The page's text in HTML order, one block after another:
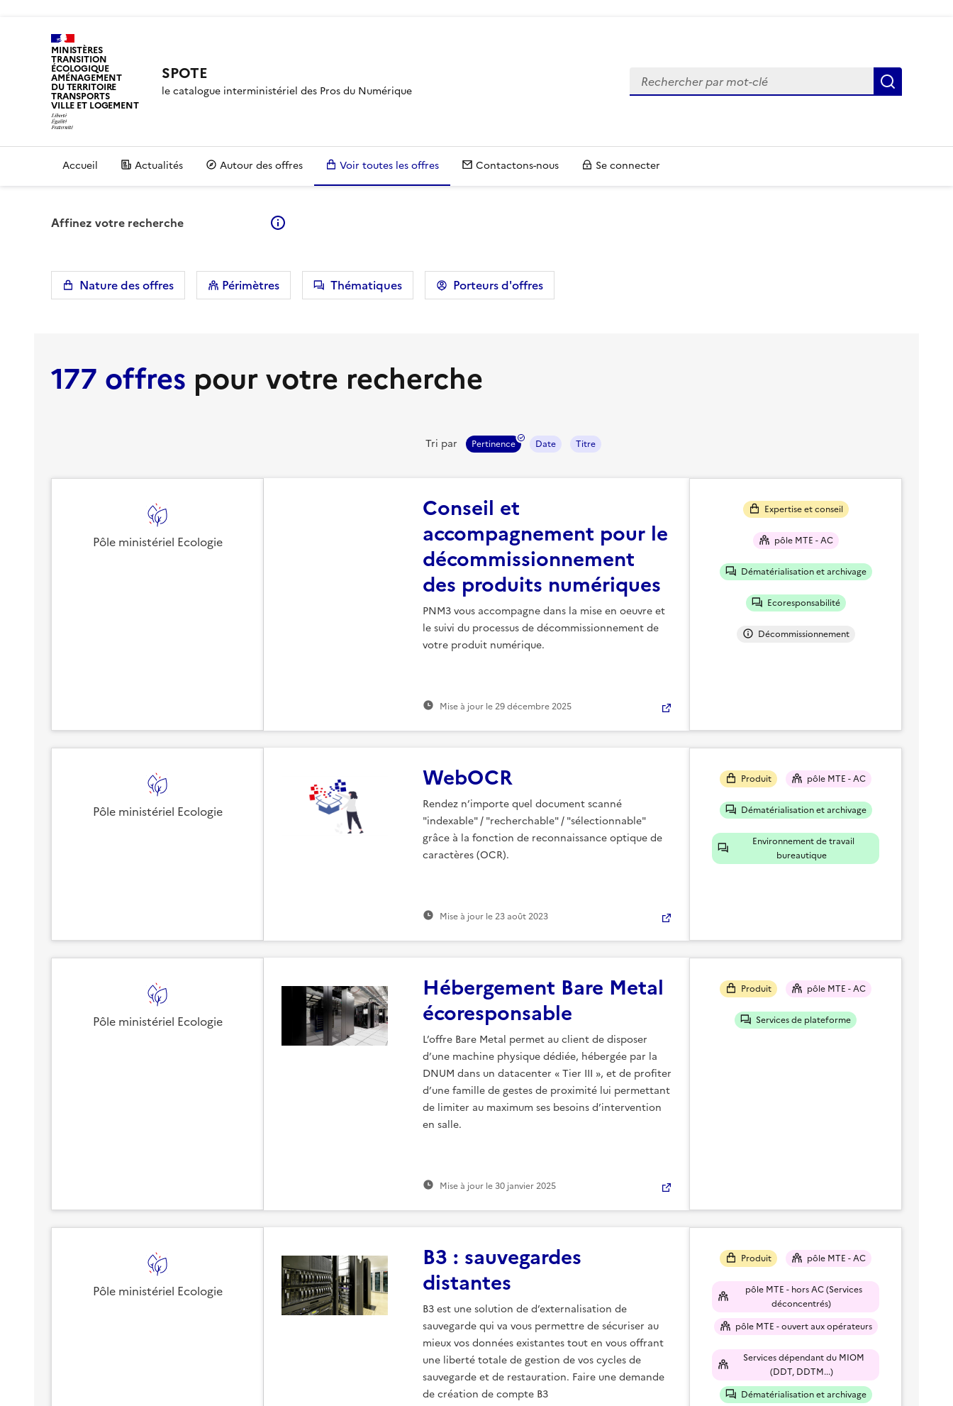
MINISTÈRES
TRANSITION
ÉCOLOGIQUE
AMÉNAGEMENT
DU TERRITOIRE
TRANSPORTS
VILLE ET LOGEMENT
SPOTE
le catalogue interministériel des Pros du Numérique
Rechercher
Accueil Actualités Autour des offres Voir toutes les offres Contactons-nous Se connecter
Affinez votre recherche
Nature des offres Périmètres Thématiques Porteurs d'offres
177 offres pour votre recherche
Tri par Pertinence Date Titre
Pôle ministériel Ecologie
Conseil et
accompagnement pour le
décommissionnement
des produits numériques
PNM3 vous accompagne dans la mise en oeuvre et
le suivi du processus de décommissionnement de
votre produit numérique.
Mise à jour le29 décembre 2025
Expertise et conseil
pôle MTE - AC
Dématérialisation et archivage
Ecoresponsabilité
Décommissionnement
Pôle ministériel Ecologie
WebOCR
Rendez n’importe quel document scanné
"indexable" / "recherchable" / "sélectionnable"
grâce à la fonction de reconnaissance optique de
caractères (OCR).
Mise à jour le23 août 2023
Produit pôle MTE - AC
Dématérialisation et archivage
Environnement de travail
bureautique
Pôle ministériel Ecologie
Hébergement Bare Metal
écoresponsable
L’offre Bare Metal permet au client de disposer
d’une machine physique dédiée, hébergée par la
DNUM dans un datacenter « Tier III », et de profiter
d’une famille de gestes de proximité lui permettant
de limiter au maximum ses besoins d’intervention
en salle.
Mise à jour le30 janvier 2025
Produit pôle MTE - AC
Services de plateforme
Pôle ministériel Ecologie
B3 : sauvegardes
distantes
B3 est une solution de d’externalisation de
sauvegarde qui va vous permettre de sécuriser au
mieux vos données existantes tout en vous offrant
une liberté totale de gestion de vos cycles de
sauvegarde et de restauration. Faire une demande
de création de compte B3
Produit pôle MTE - AC
pôle MTE - hors AC (Services
déconcentrés)
pôle MTE - ouvert aux opérateurs
Services dépendant du MIOM
(DDT, DDTM...)
Dématérialisation et archivage